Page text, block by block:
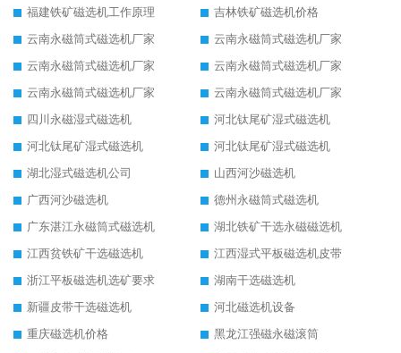
福建铁矿磁选机工作原理
吉林铁矿磁选机价格
云南永磁筒式磁选机厂家
云南永磁筒式磁选机厂家
云南永磁筒式磁选机厂家
云南永磁筒式磁选机厂家
云南永磁筒式磁选机厂家
云南永磁筒式磁选机厂家
四川永磁湿式磁选机
河北钛尾矿湿式磁选机
河北钛尾矿湿式磁选机
河北钛尾矿湿式磁选机
湖北湿式磁选机公司
山西河沙磁选机
广西河沙磁选机
德州永磁筒式磁选机
广东湛江永磁筒式磁选机
湖北铁矿干选永磁磁选机
江西贫铁矿干选磁选机
江西湿式平板磁选机皮带
浙江平板磁选机选矿要求
湖南干选磁选机
新疆皮带干选磁选机
河北磁选机设备
重庆磁选机价格
黑龙江强磁永磁滚筒